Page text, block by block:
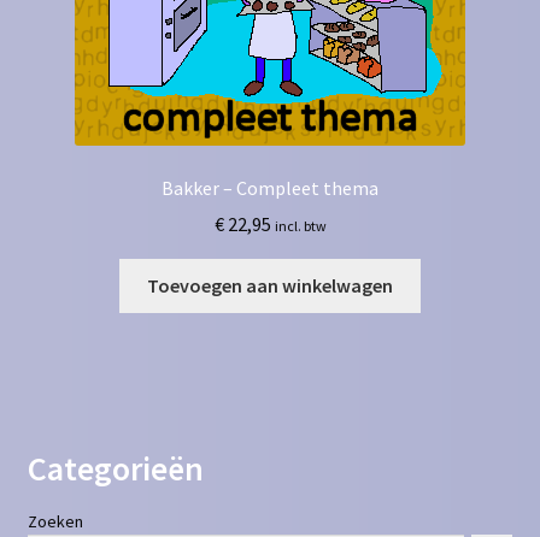
Bakker – Compleet thema
€22,95 incl. btw
Toevoegen aan winkelwagen
Categorieën
Zoeken